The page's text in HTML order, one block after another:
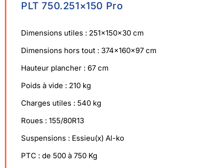
PLT 750.251×150 Pro
Dimensions utiles : 251x150x30 cm
Dimensions hors tout : 374x160x97 cm
Hauteur plancher : 67 cm
Poids à vide : 210 kg
Charges utiles : 540 kg
Roues : 155/80R13
Suspensions : Essieu(x) Al-ko
PTC : de 500 à 750 Kg